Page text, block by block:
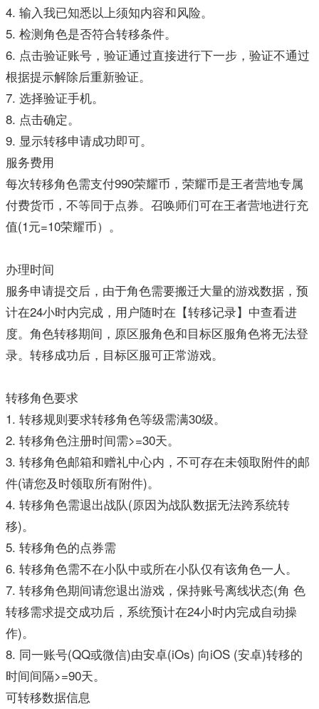
4. 输入我已知悉以上须知内容和风险。
5. 检测角色是否符合转移条件。
6. 点击验证账号，验证通过直接进行下一步，验证不通过
根据提示解除后重新验证。
7. 选择验证手机。
8. 点击确定。
9. 显示转移申请成功即可。
服务费用
每次转移角色需支付990荣耀币，荣耀币是王者营地专属
付费货币，不等同于点券。召唤师们可在王者营地进行充
值(1元=10荣耀币）。
办理时间
服务申请提交后，由于角色需要搬迁大量的游戏数据，预
计在24小时内完成，用户随时在【转移记录】中查看进
度。角色转移期间，原区服角色和目标区服角色将无法登
录。转移成功后，目标区服可正常游戏。
转移角色要求
1. 转移规则要求转移角色等级需满30级。
2. 转移角色注册时间需>=30天。
3. 转移角色邮箱和赠礼中心内，不可存在未领取附件的邮
件(请您及时领取所有附件)。
4. 转移角色需退出战队(原因为战队数据无法跨系统转
移)。
5. 转移角色的点券需
6. 转移角色需不在小队中或所在小队仅有该角色一人。
7. 转移角色期间请您退出游戏，保持账号离线状态(角 色
转移需求提交成功后，系统预计在24小时内完成自动操
作)。
8. 同一账号(QQ或微信)由安卓(iOs) 向iOS (安卓)转移的
时间间隔>=90天。
可转移数据信息